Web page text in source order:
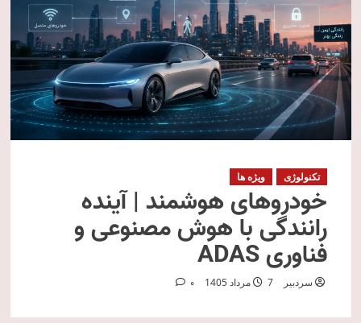
تکنولوژی ویژه ها
خودروهای هوشمند | آینده
رانندگی با هوش مصنوعی و
فناوری ADAS
سردبیر 7 مرداد 1405 0